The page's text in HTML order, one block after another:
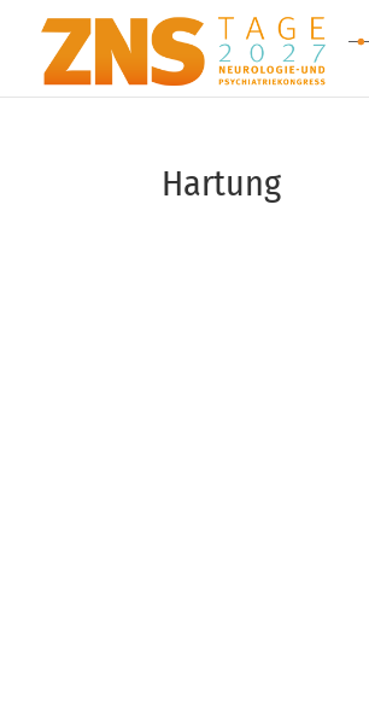
Hartung